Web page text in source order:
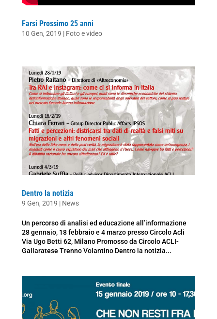
Farsi Prossimo 25 anni
10 Gen, 2019 | Foto e video
Dentro la notizia
9 Gen, 2019 | News
Un percorso di analisi ed educazione all’informazione
28 gennaio, 18 febbraio e 4 marzo presso Circolo Acli
Via Ugo Betti 62, Milano Promosso da Circolo ACLI-
Gallaratese Trenno Volantino Dentro la notizia...